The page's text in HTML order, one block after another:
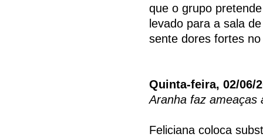
que o grupo
levado para a sala
sente dores fortes
Quinta-feira, 02/06/
Aranha faz ameaças
Feliciana coloca